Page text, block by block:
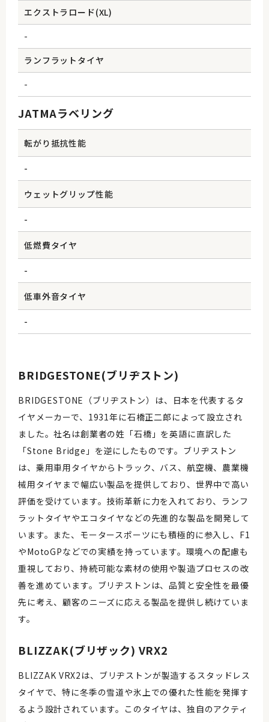
エクストラロード(XL)
-
ランフラットタイヤ
-
JATMAラベリング
転がり抵抗性能
-
ウェットグリップ性能
-
低燃費タイヤ
-
低車外音タイヤ
-
BRIDGESTONE(ブリヂストン)
BRIDGESTONE（ブリヂストン）は、日本を代表するタ
イヤメーカーで、1931年に石橋正二郎によって設立され
ました。社名は創業者の姓「石橋」を英語に直訳した
「Stone Bridge」を逆にしたものです。ブリヂストン
は、乗用車用タイヤからトラック、バス、航空機、農業機
械用タイヤまで幅広い製品を提供しており、世界中で高い
評価を受けています。技術革新に力を入れており、ランフ
ラットタイヤやエコタイヤなどの先進的な製品を開発して
います。また、モータースポーツにも積極的に参入し、F1
やMotoGPなどでの実績を持っています。環境への配慮も
重視しており、持続可能な素材の使用や製造プロセスの改
善を進めています。ブリヂストンは、品質と安全性を最優
先に考え、顧客のニーズに応える製品を提供し続けていま
す。
BLIZZAK(ブリザック) VRX2
BLIZZAK VRX2は、ブリヂストンが製造するスタッドレス
タイヤで、特に冬季の雪道や氷上での優れた性能を発揮す
るよう設計されています。このタイヤは、独自のアクティ